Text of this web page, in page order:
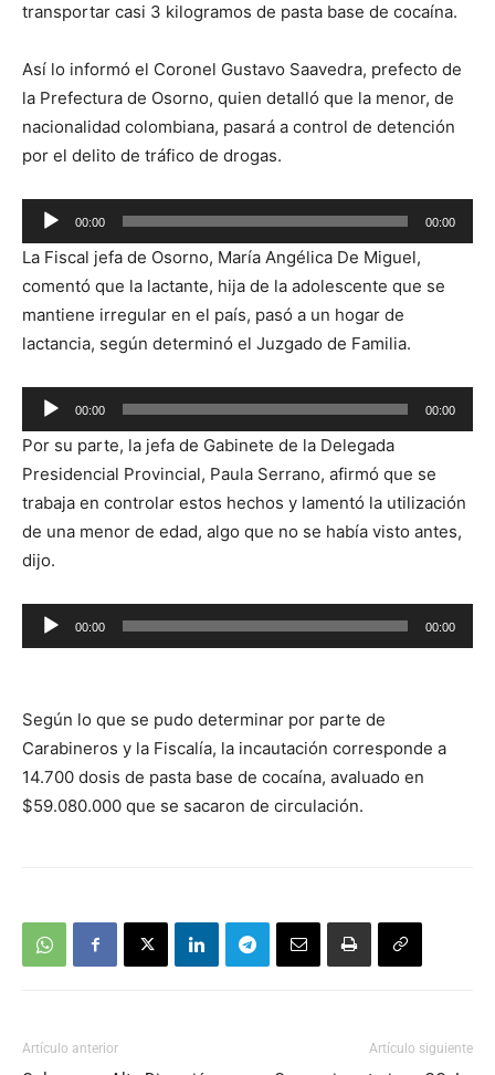
transportar casi 3 kilogramos de pasta base de cocaína.
Así lo informó el Coronel Gustavo Saavedra, prefecto de
la Prefectura de Osorno, quien detalló que la menor, de
nacionalidad colombiana, pasará a control de detención
por el delito de tráfico de drogas.
Reproductor
de
audio
00:00 00:00
La Fiscal jefa de Osorno, María Angélica De Miguel,
comentó que la lactante, hija de la adolescente que se
mantiene irregular en el país, pasó a un hogar de
lactancia, según determinó el Juzgado de Familia.
Reproductor
de
audio
00:00 00:00
Por su parte, la jefa de Gabinete de la Delegada
Presidencial Provincial, Paula Serrano, afirmó que se
trabaja en controlar estos hechos y lamentó la utilización
de una menor de edad, algo que no se había visto antes,
dijo.
Reproductor
de
00:00 00:00
Según lo que se pudo determinar por parte de
Carabineros y la Fiscalía, la incautación corresponde a
14.700 dosis de pasta base de cocaína, avaluado en
$59.080.000 que se sacaron de circulación.
Artículo anterior Artículo siguiente